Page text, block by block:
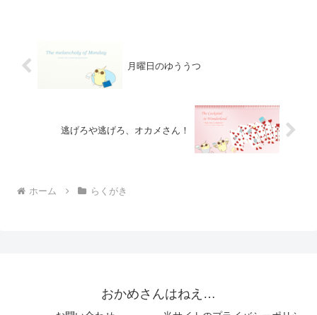
月曜日のゆううつ
逃げろや逃げろ、オカメさん！
ホーム らくがき
おかめさんはねえ…